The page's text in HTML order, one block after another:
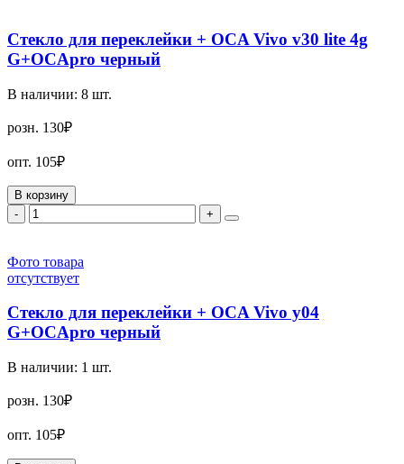
Стекло для переклейки + OCA Vivo v30 lite 4g
G+OCApro черный
В наличии: 8 шт.
розн. 130₽
опт. 105₽
В корзину
-
+
Фото товара
отсутствует
Стекло для переклейки + OCA Vivo y04
G+OCApro черный
В наличии: 1 шт.
розн. 130₽
опт. 105₽